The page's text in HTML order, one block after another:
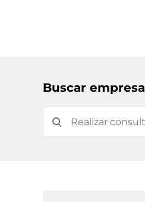
Buscar empresa